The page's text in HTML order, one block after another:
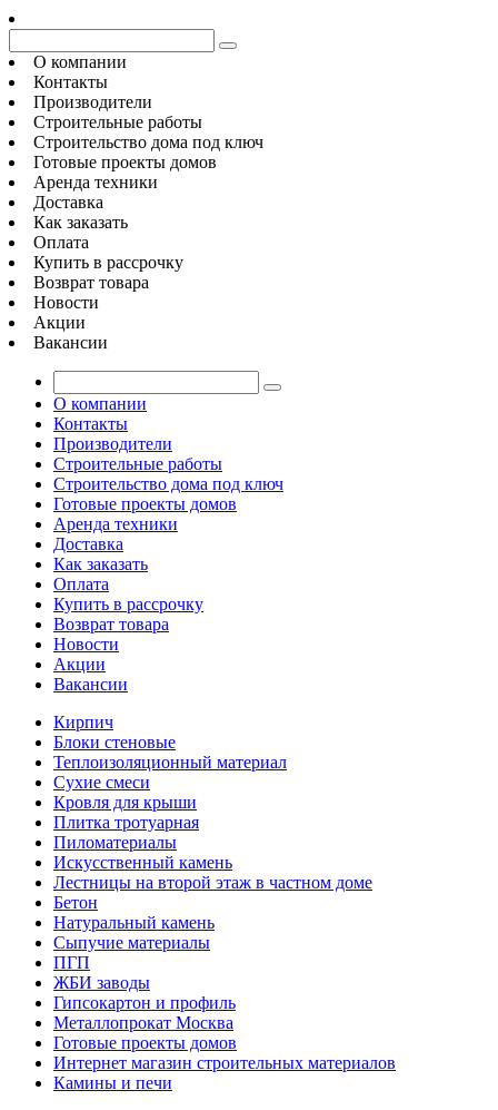
О компании
Контакты
Производители
Строительные работы
Строительство дома под ключ
Готовые проекты домов
Аренда техники
Доставка
Как заказать
Оплата
Купить в рассрочку
Возврат товара
Новости
Акции
Вакансии
О компании
Контакты
Производители
Строительные работы
Строительство дома под ключ
Готовые проекты домов
Аренда техники
Доставка
Как заказать
Оплата
Купить в рассрочку
Возврат товара
Новости
Акции
Вакансии
Кирпич
Блоки стеновые
Теплоизоляционный материал
Сухие смеси
Кровля для крыши
Плитка тротуарная
Пиломатериалы
Искусственный камень
Лестницы на второй этаж в частном доме
Бетон
Натуральный камень
Сыпучие материалы
ПГП
ЖБИ заводы
Гипсокартон и профиль
Металлопрокат Москва
Готовые проекты домов
Интернет магазин строительных материалов
Камины и печи